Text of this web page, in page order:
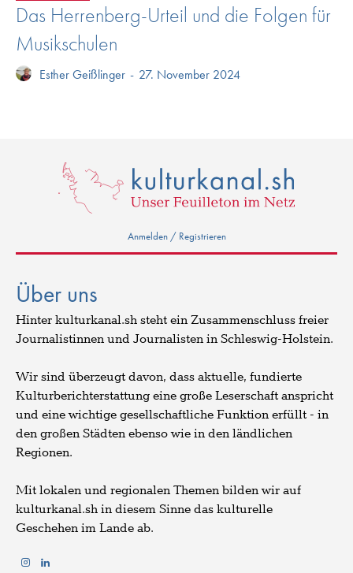
Das Herrenberg-Urteil und die Folgen für
Musikschulen
Esther Geißlinger - 27. November 2024
Anmelden / Registrieren
Über uns
Hinter kulturkanal.sh steht ein Zusammenschluss freier
Journalistinnen und Journalisten in Schleswig-Holstein.
Wir sind überzeugt davon, dass aktuelle, fundierte
Kulturberichterstattung eine große Leserschaft anspricht
und eine wichtige gesellschaftliche Funktion erfüllt - in
den großen Städten ebenso wie in den ländlichen
Regionen.
Mit lokalen und regionalen Themen bilden wir auf
kulturkanal.sh in diesem Sinne das kulturelle
Geschehen im Lande ab.